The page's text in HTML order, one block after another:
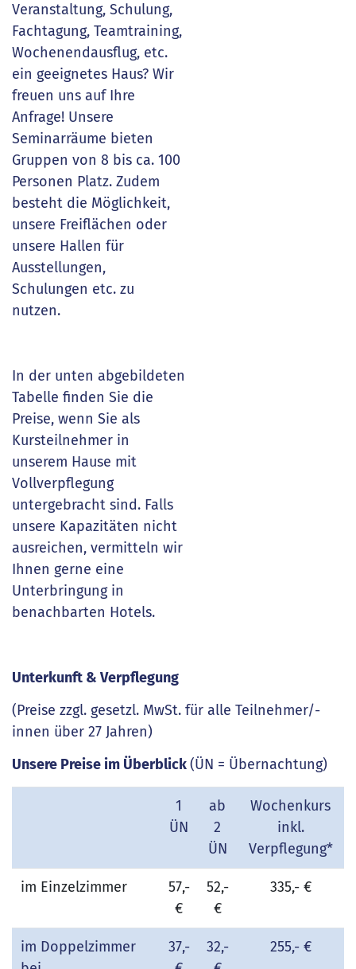
Veranstaltung, Schulung,
Fachtagung, Teamtraining,
Wochenendausflug, etc.
ein geeignetes Haus? Wir
freuen uns auf Ihre
Anfrage! Unsere
Seminarräume bieten
Gruppen von 8 bis ca. 100
Personen Platz. Zudem
besteht die Möglichkeit,
unsere Freiflächen oder
unsere Hallen für
Ausstellungen,
Schulungen etc. zu
nutzen.
In der unten abgebildeten
Tabelle finden Sie die
Preise, wenn Sie als
Kursteilnehmer in
unserem Hause mit
Vollverpflegung
untergebracht sind. Falls
unsere Kapazitäten nicht
ausreichen, vermitteln wir
Ihnen gerne eine
Unterbringung in
benachbarten Hotels.
Unterkunft & Verpflegung
(Preise zzgl. gesetzl. MwSt. für alle Teilnehmer/-
innen über 27 Jahren)
Unsere Preise im Überblick(ÜN = Übernachtung)
1
ÜN
ab
2
ÜN
Wochenkurs
inkl.
Verpflegung*
im Einzelzimmer
57,-
€
52,-
€
335,- €
im Doppelzimmer
37,-
32,-
255,- €